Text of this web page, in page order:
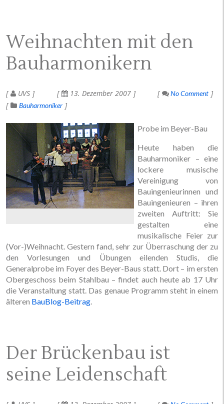
Weihnachten mit den
Bauharmonikern
UVS 13. Dezember 2007
No Comment
Bauharmoniker
Probe im Beyer-Bau
Heute haben die
Bauharmoniker – eine
lockere musische
Vereinigung von
Bauingenieurinnen und
Bauingenieuren – ihren
zweiten Auftritt: Sie
gestalten eine
musikalische Feier zur
(Vor-)Weihnacht. Gestern fand, sehr zur Überraschung der zu
den Vorlesungen und Übungen eilenden Studis, die
Generalprobe im Foyer des Beyer-Baus statt. Dort – im ersten
Obergeschoss beim Stahlbau – findet auch heute ab 17 Uhr
die Veranstaltung statt. Das genaue Programm steht in einem
älteren BauBlog-Beitrag.
Der Brückenbau ist
seine Leidenschaft